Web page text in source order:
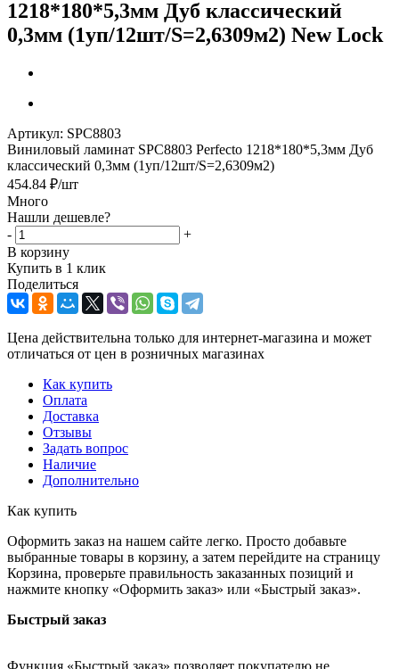
1218*180*5,3мм Дуб классический
0,3мм (1уп/12шт/S=2,6309м2) New Lock
Артикул: SPC8803
Виниловый ламинат SPC8803 Perfecto 1218*180*5,3мм Дуб
классический 0,3мм (1уп/12шт/S=2,6309м2)
454.84 ₽/шт
Много
Нашли дешевле?
-
+
В корзину
Купить в 1 клик
Поделиться
Цена действительна только для интернет-магазина и может
отличаться от цен в розничных магазинах
Как купить
Оплата
Доставка
Отзывы
Задать вопрос
Наличие
Дополнительно
Как купить
Оформить заказ на нашем сайте легко. Просто добавьте
выбранные товары в корзину, а затем перейдите на страницу
Корзина, проверьте правильность заказанных позиций и
нажмите кнопку «Оформить заказ» или «Быстрый заказ».
Быстрый заказ
Функция «Быстрый заказ» позволяет покупателю не